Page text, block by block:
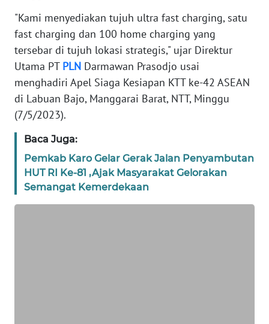
"Kami menyediakan tujuh ultra fast charging, satu
fast charging dan 100 home charging yang
tersebar di tujuh lokasi strategis," ujar Direktur
Utama PT PLN Darmawan Prasodjo usai
menghadiri Apel Siaga Kesiapan KTT ke-42 ASEAN
di Labuan Bajo, Manggarai Barat, NTT, Minggu
(7/5/2023).
Baca Juga:
Pemkab Karo Gelar Gerak Jalan Penyambutan
HUT RI Ke-81 ,Ajak Masyarakat Gelorakan
Semangat Kemerdekaan
DISCLAIMER
Wahana
News
Regional
WN
SUMUT
JAKARTA
WN
JABAR